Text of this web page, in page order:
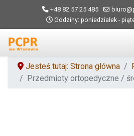
+48 82 57 25 485
Godziny: poniedziałek -
Jesteś tutaj: Strona główna
Przedmioty ortopedyczne /